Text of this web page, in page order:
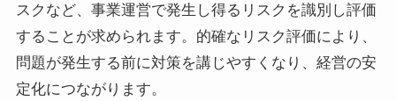
スクなど、事業運営で発生し得るリスクを識別し評価
することが求められます。的確なリスク評価により、
問題が発生する前に対策を講じやすくなり、経営の安
定化につながります。